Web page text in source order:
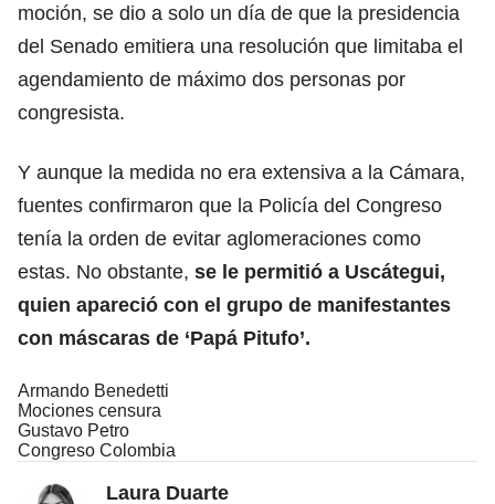
moción, se dio a solo un día de que la presidencia
del Senado emitiera una resolución que limitaba el
agendamiento de máximo dos personas por
congresista.
Y aunque la medida no era extensiva a la Cámara,
fuentes confirmaron que la Policía del Congreso
tenía la orden de evitar aglomeraciones como
estas. No obstante, se le permitió a Uscátegui,
quien apareció con el grupo de manifestantes
con máscaras de ‘Papá Pitufo’.
Armando Benedetti
Mociones censura
Gustavo Petro
Congreso Colombia
Laura Duarte